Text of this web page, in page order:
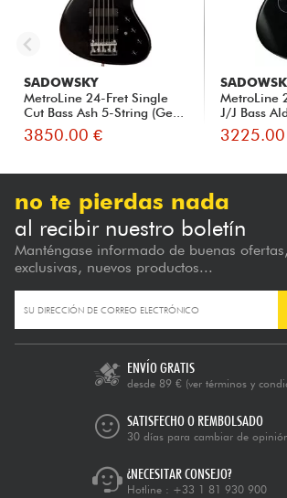
SADOWSKY
MetroLine 24-Fret Single
Cut Bass Ash 5-String (Ge...
3850.00 €
MetroLine
J/J Bass
no te pierdas nada
al recibir nuestro boletín
Manténgase informado de buenas
exclusivas, nuevos productos...
ENVÍO GRATIS
desde 89 € (ver términos y
SATISFECHO O REMBOLSADO
30 días para cambiar de
¿NECESITAR CONSEJO?
Hotline : +33 1 81 930 900